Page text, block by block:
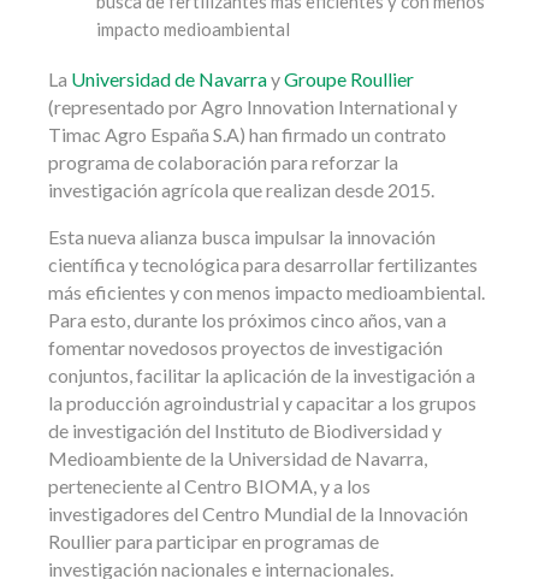
impacto medioambiental
La Universidad de NavarrayGroupe Roullier
(representado por Agro Innovation International y
Timac Agro España S.A) han firmado un contrato
programa de colaboración para reforzar la
investigación agrícola que realizan desde 2015.
Esta nueva alianza busca impulsar la innovación
científica y tecnológica para desarrollar fertilizantes
más eficientes y con menos impacto medioambiental.
Para esto, durante los próximos cinco años, van a
fomentar novedosos proyectos de investigación
conjuntos, facilitar la aplicación de la investigación a
la producción agroindustrial y capacitar a los grupos
de investigación del Instituto de Biodiversidad y
Medioambiente de la Universidad de Navarra,
perteneciente al Centro BIOMA, y a los
investigadores del Centro Mundial de la Innovación
Roullier para participar en programas de
investigación nacionales e internacionales.